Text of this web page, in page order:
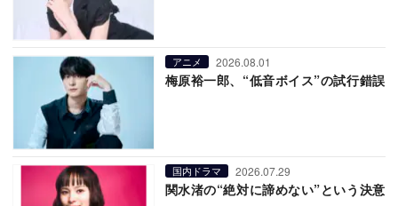
アニメ 2026.08.01
梅原裕一郎、“低音ボイス”の試行錯誤
国内ドラマ 2026.07.29
関水渚の“絶対に諦めない”という決意